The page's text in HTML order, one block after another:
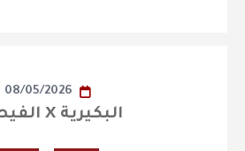
08/05/2026
البكيرية X الفيصلي